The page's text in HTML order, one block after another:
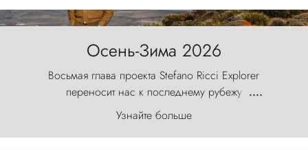
Осень-Зима 2026
Восьмая глава проекта Stefano Ricci Explorer
переносит нас к последнему рубежу
первозданного мира, где ветер с
первобытной яростью ваяет ландшафт, а пики
Торрес-дель-Пайне, словно каменные стражи,
....
Узнайте больше